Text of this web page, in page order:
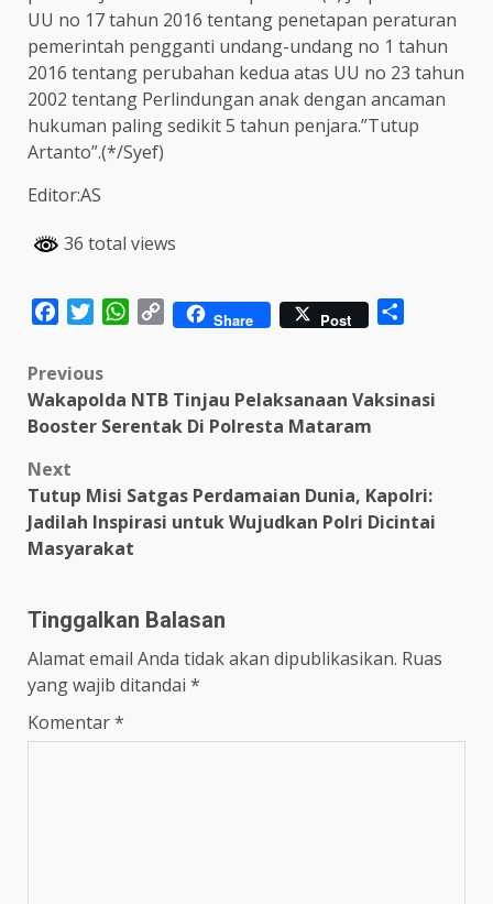
UU no 17 tahun 2016 tentang penetapan peraturan
pemerintah pengganti undang-undang no 1 tahun
2016 tentang perubahan kedua atas UU no 23 tahun
2002 tentang Perlindungan anak dengan ancaman
hukuman paling sedikit 5 tahun penjara.”Tutup
Artanto”.(*/Syef)
Editor:AS
36 total views
FacebookTwitterWhatsApp
Copy Share Post
Post
navigation
Previous
Wakapolda NTB Tinjau Pelaksanaan Vaksinasi
Booster Serentak Di Polresta Mataram
Next
Tutup Misi Satgas Perdamaian Dunia, Kapolri:
Jadilah Inspirasi untuk Wujudkan Polri Dicintai
Masyarakat
Tinggalkan Balasan
Alamat email Anda tidak akan dipublikasikan. Ruas
yang wajib ditandai *
Komentar*